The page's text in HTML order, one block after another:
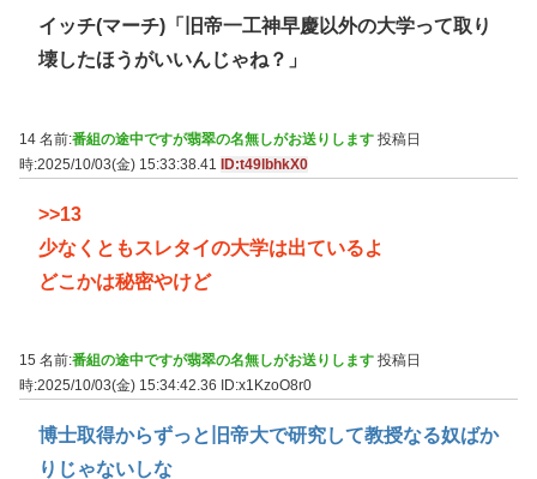
イッチ(マーチ)「旧帝一工神早慶以外の大学って取り
壊したほうがいいんじゃね？」
14 名前:番組の途中ですが翡翠の名無しがお送りします 投稿日
時:2025/10/03(金) 15:33:38.41 ID:t49lbhkX0
>>13
少なくともスレタイの大学は出ているよ
どこかは秘密やけど
15 名前:番組の途中ですが翡翠の名無しがお送りします 投稿日
時:2025/10/03(金) 15:34:42.36
ID:x1KzoO8r0
博士取得からずっと旧帝大で研究して教授なる奴ばか
りじゃないしな